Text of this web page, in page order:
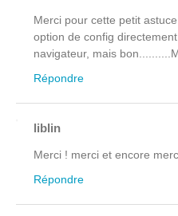
Merci pour cette petit
option de config
navigateur, mais
Répondre
liblin
Merci ! merci et encore
Répondre